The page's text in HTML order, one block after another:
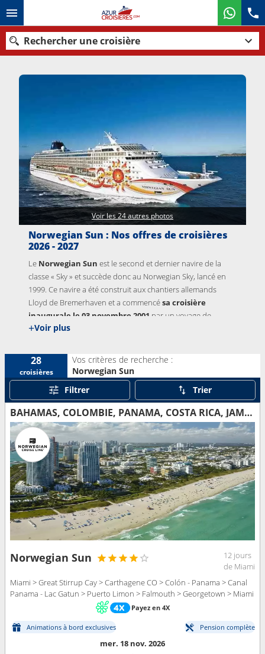
Rechercher une croisière
Mois de départ
Ports Compagnies
Rechercher
Norwegian Sun : Nos offres de croisières
2026 - 2027
Le Norwegian Sun est le second et dernier navire de la
classe « Sky » et succède donc au Norwegian Sky, lancé en
1999. Ce navire a été construit aux chantiers allemands
Lloyd de Bremerhaven et a commencésa croisière
inaugurale le 03 novembre 2001 par un voyage de
repositionnement entre Boston et
compagnie du Norwegian Star. On le reconnait facilement
grâce à son soleil présent de chaque côté du navire.
+Voir plus
Voir les 24 autres photos
28
croisières
Vos critères de recherche :
Norwegian Sun
Filtrer
Trier
BAHAMAS, COLOMBIE, PANAMA, COSTA RICA, JAMAÏQUE, CAÏMANS (ÎLES), ÉTATS-UNIS
Norwegian Sun
12 jours
de Miami
Miami > Great Stirrup Cay > Carthagene CO > Colón - Panama > Canal
Panama - Lac Gatun > Puerto Limon > Falmouth > Georgetown > Miami
Payez en 4X
Animations à bord exclusives Pension complète
mer. 18 nov. 2026